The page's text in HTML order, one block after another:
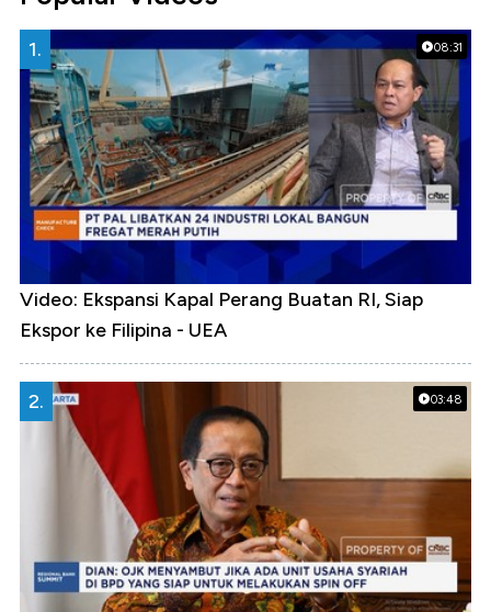
08:31
1.
Video: Ekspansi Kapal Perang Buatan RI, Siap
Ekspor ke Filipina - UEA
03:48
2.